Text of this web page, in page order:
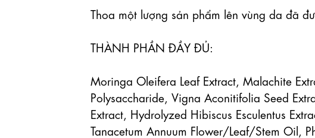
Thoa một lượng sản phẩm lên vùng da đã
THÀNH PHẦN ĐẦY ĐỦ:
Moringa Oleifera Leaf Extract, Malachite
Polysaccharide, Vigna Aconitifolia Seed
Extract, Hydrolyzed Hibiscus Esculentus
Tanacetum Annuum Flower/Leaf/Stem Oil,